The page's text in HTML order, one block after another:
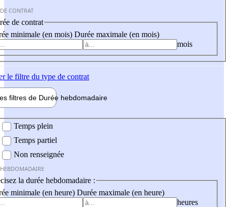
CONTRAT
de contrat
minimale (en mois) Durée maximale (en mois)
mois
le filtre du type de contrat
filtres de Durée hebdomadaire
Temps plein
Temps partiel
Non renseignée
la durée hebdomadaire :
minimale (en heure) Durée maximale (en heure)
heures